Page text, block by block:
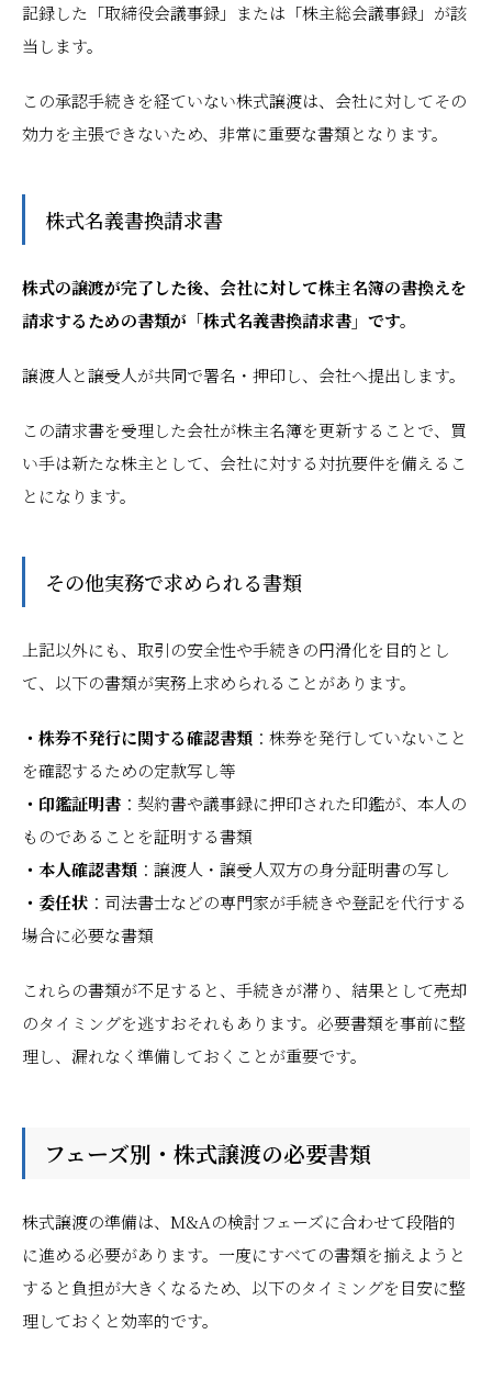
記録した「取締役会議事録」または「株主総会議事録」が該
当します。
この承認手続きを経ていない株式譲渡は、会社に対してその
効力を主張できないため、非常に重要な書類となります。
株式名義書換請求書
株式の譲渡が完了した後、会社に対して株主名簿の書換えを
請求するための書類が「株式名義書換請求書」です。
譲渡人と譲受人が共同で署名・押印し、会社へ提出します。
この請求書を受理した会社が株主名簿を更新することで、買
い手は新たな株主として、会社に対する対抗要件を備えるこ
とになります。
その他実務で求められる書類
上記以外にも、取引の安全性や手続きの円滑化を目的とし
て、以下の書類が実務上求められることがあります。
・株券不発行に関する確認書類 ：株券を発行していないこと
を確認するための定款写し等
・印鑑証明書 ：契約書や議事録に押印された印鑑が、本人の
ものであることを証明する書類
・本人確認書類 ：譲渡人・譲受人双方の身分証明書の写し
・委任状 ：司法書士などの専門家が手続きや登記を代行する
場合に必要な書類
これらの書類が不足すると、手続きが滞り、結果として売却
のタイミングを逃すおそれもあります。必要書類を事前に整
理し、漏れなく準備しておくことが重要です。
フェーズ別・株式譲渡の必要書類
株式譲渡の準備は、M&Aの検討フェーズに合わせて段階的
に進める必要があります。一度にすべての書類を揃えようと
すると負担が大きくなるため、以下のタイミングを目安に整
理しておくと効率的です。